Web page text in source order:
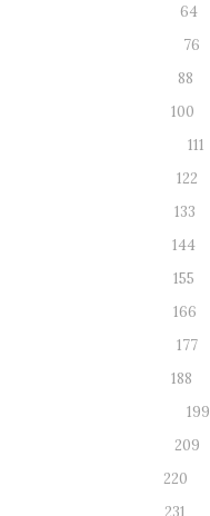
64
76
88
100
111
122
133
144
155
166
177
188
199
209
220
231